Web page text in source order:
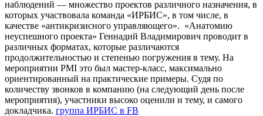
наблюдений — множество проектов различного назначения, в
которых участвовала команда «ИРБИС», в том числе, в
качестве «антикризисного управляющего». «Анатомию
неуспешного проекта» Геннадий Владимирович проводит в
различных форматах, которые различаются
продолжительностью и степенью погружения в тему. На
мероприятии PMI это был мастер-класс, максимально
ориентированный на практические примеры. Судя по
количеству звонков в компанию (на следующий день после
мероприятия), участники высоко оценили и тему, и самого
докладчика. группа ИРБИС в FB